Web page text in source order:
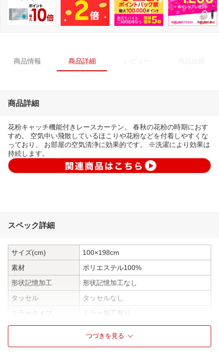
商品情報 商品詳細
商品詳細
花粉キャッチ機能付きレースカーテン。 春秋の花粉の時期におす
すめ。 空気中い飛散しているほこりや花粉などを付着しやすくな
っており、 お部屋の空気清浄に効果的です。 ※洗濯により効果は
持続します。
スペック詳細
サイズ(cm)
100×198cm
素材
ポリエステル100%
形状記憶加工
形状記憶加工なし
タッセル
タッセルなし
ミラータイプ
ミラー加工有り
花粉キャッチ加工
花粉キャッチ加工あり
つづきを見る